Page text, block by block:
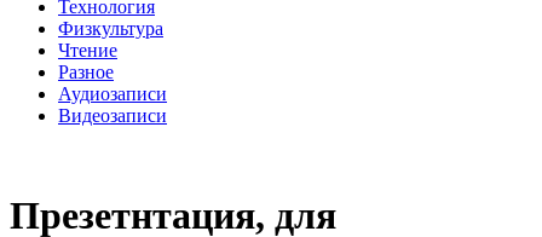
Технология
Физкультура
Чтение
Разное
Аудиозаписи
Видеозаписи
Презетнтация, для